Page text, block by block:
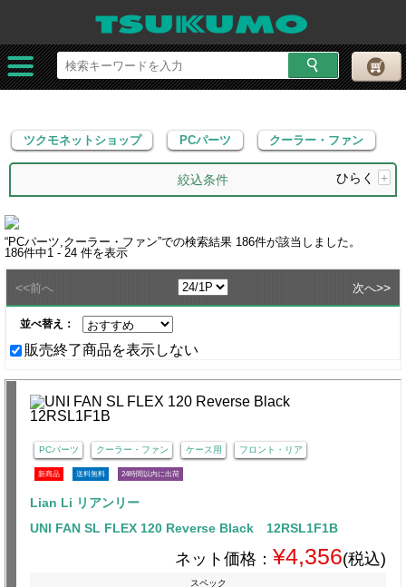
ツクモネットショップ PCパーツ クーラー・ファン
ツクモネットショップ PCパーツ クーラー・ファン
絞込条件 ひらく +
“PCパーツ,クーラー・ファン”での検索結果 186件が該当しました。
186件中1 - 24 件を表示
<<前へ 次へ>>
並べ替え：
販売終了商品を表示しない
PCパーツ クーラー・ファン ケース用 フロント・リア
新商品 送料無料 24時間以内に出荷
Lian Li リアンリー
UNI FAN SL FLEX 120 Reverse Black 12RSL1F1B
ネット価格： ¥4,356(税込)
スペック